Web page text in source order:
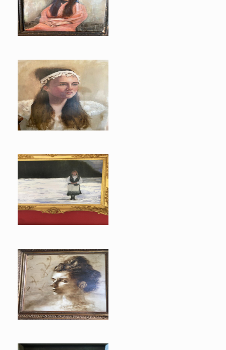
Ishana
Alexa
Vrij werk naar levend model